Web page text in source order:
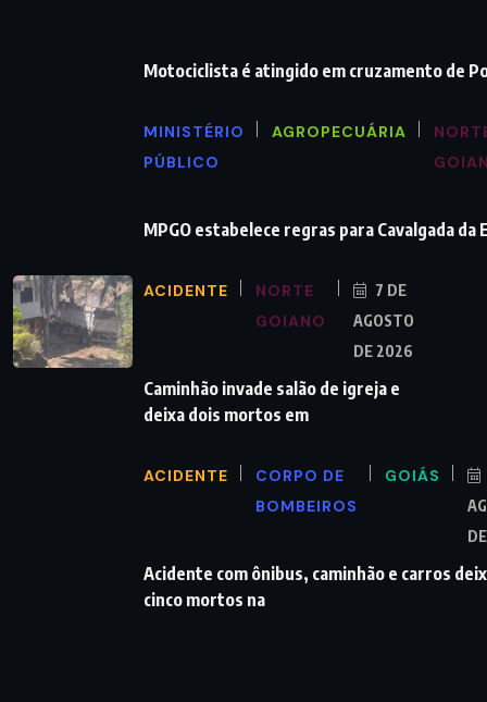
Motociclista é atingido em cruzamento de
MINISTÉRIO
PÚBLICO
AGROPECUÁRIA
MPGO estabelece regras para Cavalgada
ACIDENTE
NORTE
GOIANO
7 DE
AGOSTO
DE 2026
Caminhão invade salão de igreja e
deixa dois mortos em
ACIDENTE
CORPO DE
BOMBEIROS
GOIÁS
Acidente com ônibus, caminhão e carros
cinco mortos na